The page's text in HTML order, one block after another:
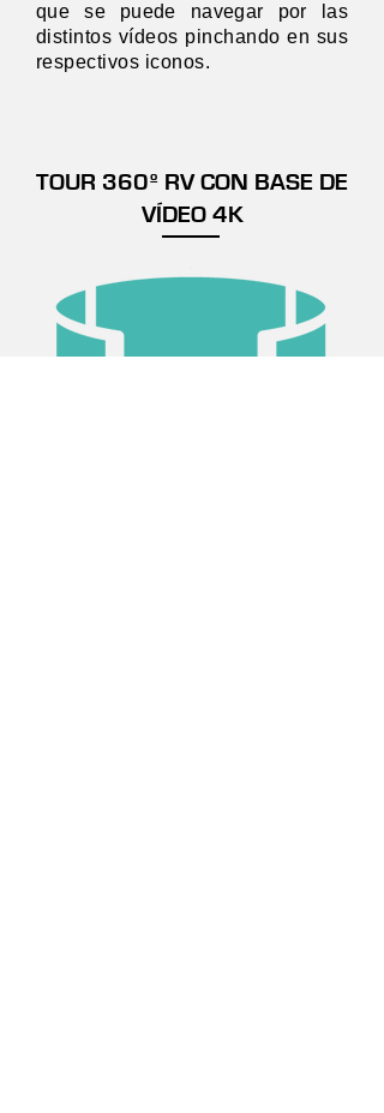
que se puede navegar por las
distintos vídeos pinchando en sus
respectivos iconos.
TOUR 360º RV CON BASE DE
VÍDEO 4K